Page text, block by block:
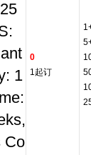
1
Co
0
1起订